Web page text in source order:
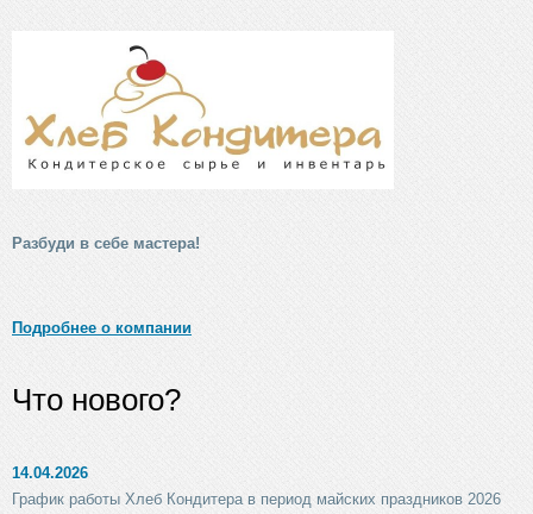
Разбуди в себе мастера!
Подробнее о компании
Что нового?
14.04.2026
График работы Хлеб Кондитера в период майских праздников 2026